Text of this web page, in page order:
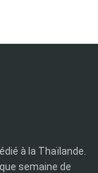
à la Thaïlande.
semaine de